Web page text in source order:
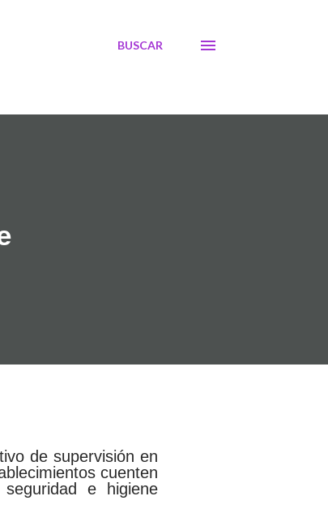
BUSCAR
de supervisión en
cuenten
e higiene